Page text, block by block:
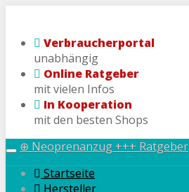
main
content
Verbraucherportal
unabhängig
Online Ratgeber
mit vielen Infos
In Kooperation
mit den besten Shops
Toggle
navigation
⊕ Neoprenanzug +++ Ratgeber
Startseite
Hersteller